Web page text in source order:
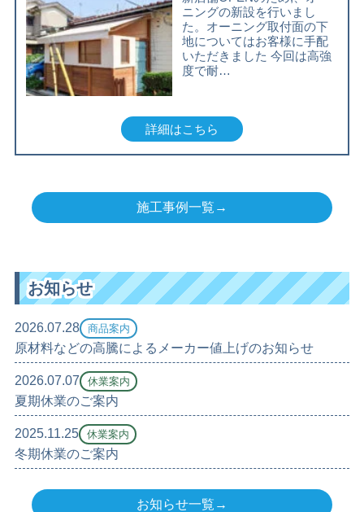
ニングの新設を行いまし
た。オーニング取付面の下
地についてはお客様に手配
いただきました 今回は高強
度で耐…
詳細はこちら
施工事例一覧→
お知らせ
2026.07.28 商品案内
原材料などの高騰によるメーカー値上げのお知らせ
2026.07.07 休業案内
夏期休業のご案内
2025.11.25 休業案内
冬期休業のご案内
お知らせ一覧→